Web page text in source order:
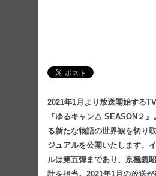
2021年1月より放送開始する
『ゆるキャン△ SEASON２』
る新たな物語の世界観を切り
ジュアルを公開いたします。
ルは第五弾まであり、京極義
計を担当。2021年1月の放送